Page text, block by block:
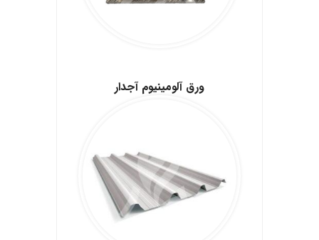
ورق آلومینیوم آجدار